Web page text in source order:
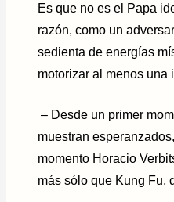
Es que no es el Papa
razón, como un
sedienta de energías
motorizar al menos una
– Desde un primer
muestran
momento Horacio
más sólo que Kung Fu,